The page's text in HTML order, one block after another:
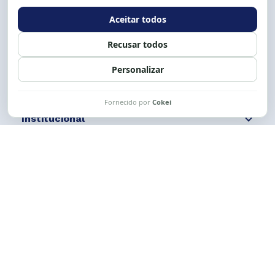
Expediente: 8h às 12h e 13 às 17h.
Siga nossas redes Fale conosco
Institucional